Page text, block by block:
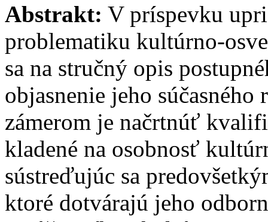
Abstrakt: V príspevku
problematiku kultúrno-
sa na stručný opis
objasnenie jeho
zámerom je načrtnúť
kladené na osobnosť
sústreďujúc sa
ktoré dotvárajú jeho